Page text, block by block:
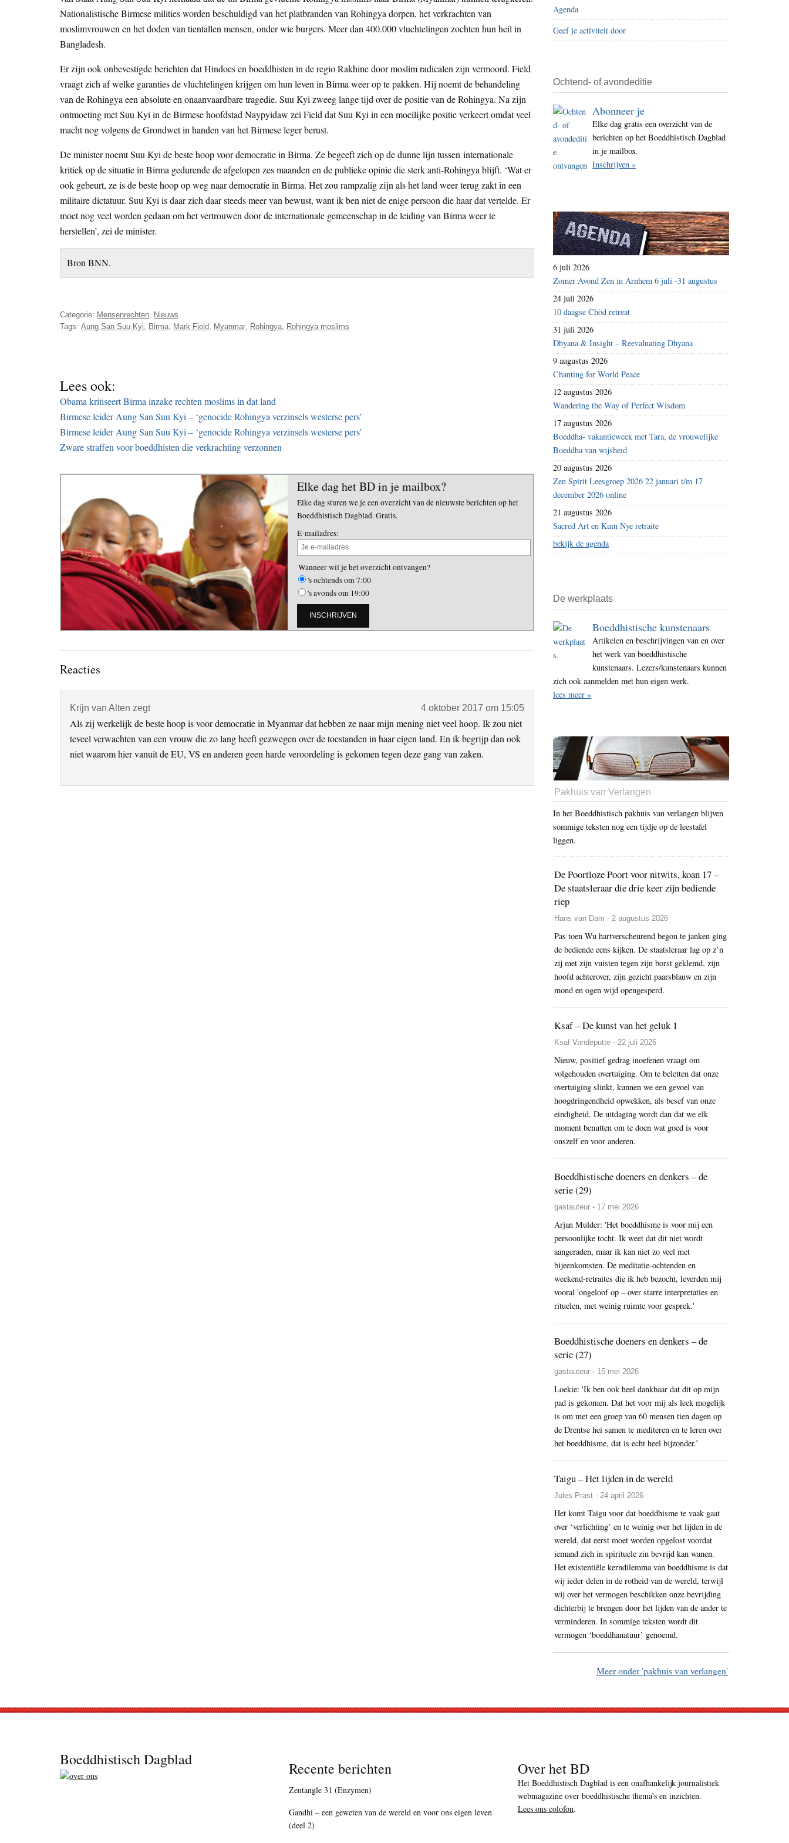
i
t
e
Nationalistische Birmese milities worden beschuldigd van het platbranden van Rohingya dorpen, het verkrachten van
moslimvrouwen en het doden van tientallen mensen, onder wie burgers. Meer dan 400.000 vluchtelingen zochten hun heil in
Bangladesh.
Er zijn ook onbevestigde berichten dat Hindoes en boeddhisten in de regio Rakhine door moslim radicalen zijn vermoord. Field
vraagt zich af welke garanties de vluchtelingen krijgen om hun leven in Birma weer op te pakken. Hij noemt de behandeling
van de Rohingya een absolute en onaanvaardbare tragedie. Suu Kyi zweeg lange tijd over de positie van de Rohingya. Na zijn
ontmoeting met Suu Kyi in de Birmese hoofdstad Naypyidaw zei Field dat Suu Kyi in een moeilijke positie verkeert omdat veel
macht nog volgens de Grondwet in handen van het Birmese leger berust.
De minister noemt Suu Kyi de beste hoop voor democratie in Birma. Ze begeeft zich op de dunne lijn tussen internationale
kritiek op de situatie in Birma gedurende de afgelopen zes maanden en de publieke opinie die sterk anti-Rohingya blijft. ‘Wat er
ook gebeurt, ze is de beste hoop op weg naar democratie in Birma. Het zou rampzalig zijn als het land weer terug zakt in een
militaire dictatuur. Suu Kyi is daar zich daar steeds meer van bewust, want ik ben niet de enige persoon die haar dat vertelde. Er
moet nog veel worden gedaan om het vertrouwen door de internationale gemeenschap in de leiding van Birma weer te
herstellen’, zei de minister.
Bron BNN.
Categorie: Mensenrechten
Nieuws
Tags: Aung San Suu Kyi Birma Mark Field Myanmar Rohingya Rohingya moslims
Lees ook:
Obama kritiseert Birma inzake rechten moslims in dat land
Birmese leider Aung San Suu Kyi – ‘genocide Rohingya verzinsels westerse pers’
Birmese leider Aung San Suu Kyi – ‘genocide Rohingya verzinsels westerse pers’
Zware straffen voor boeddhisten die verkrachting verzonnen
Elke dag het BD in je mailbox?
Elke dag sturen we je een overzicht van de nieuwste berichten op het
Boeddhistisch Dagblad. Gratis.
E-mailadres:
Wanneer wil je het overzicht ontvangen?
's ochtends om 7:00
's avonds om 19:00
Lees
Reacties
Krijn van Alten zegt 4 oktober 2017 om 15:05
Als zij werkelijk de beste hoop is voor democratie in Myanmar dat hebben ze naar mijn mening niet veel hoop. Ik zou niet
teveel verwachten van een vrouw die zo lang heeft gezwegen over de toestanden in haar eigen land. En ik begrijp dan ook
niet waarom hier vanuit de EU, VS en anderen geen harde veroordeling is gekomen tegen deze gang van zaken.
Agenda
Geef je activiteit door
Ochtend- of avondeditie
Abonneer je
Elke dag gratis een overzicht van de
berichten op het Boeddhistisch Dagblad
in je mailbox.
Inschrijven »
6 juli 2026
Zomer Avond Zen in Arnhem 6 juli -31 augustus
24 juli 2026
10 daagse Chöd retreat
31 juli 2026
Dhyana & Insight – Reevaluating Dhyana
9 augustus 2026
Chanting for World Peace
12 augustus 2026
Wandering the Way of Perfect Wisdom
17 augustus 2026
Boeddha- vakantieweek met Tara, de vrouwelijke
Boeddha van wijsheid
20 augustus 2026
Zen Spirit Leesgroep 2026 22 januari t/m 17
december 2026 online
21 augustus 2026
Sacred Art en Kum Nye retraite
bekijk de agenda
De werkplaats
Boeddhistische kunstenaars
Artikelen en beschrijvingen van en over
het werk van boeddhistische
kunstenaars. Lezers/kunstenaars kunnen
zich ook aanmelden met hun eigen werk.
lees meer »
Pakhuis van Verlangen
In het Boeddhistisch pakhuis van verlangen blijven
sommige teksten nog een tijdje op de leestafel
liggen.
De Poortloze Poort voor nitwits, koan 17 –
De staatsleraar die drie keer zijn bediende
riep
Hans van Dam - 2 augustus 2026
Pas toen Wu hartverscheurend begon te janken ging
de bediende eens kijken. De staatsleraar lag op z’n
zij met zijn vuisten tegen zijn borst geklemd, zijn
hoofd achterover, zijn gezicht paarsblauw en zijn
mond en ogen wijd opengesperd.
Ksaf – De kunst van het geluk 1
Ksaf Vandeputte - 22 juli 2026
Nieuw, positief gedrag inoefenen vraagt om
volgehouden overtuiging. Om te beletten dat onze
overtuiging slinkt, kunnen we een gevoel van
hoogdringendheid opwekken, als besef van onze
eindigheid. De uitdaging wordt dan dat we elk
moment benutten om te doen wat goed is voor
onszelf en voor anderen.
Boeddhistische doeners en denkers – de
serie (29)
gastauteur - 17 mei 2026
Arjan Mulder: 'Het boeddhisme is voor mij een
persoonlijke tocht. Ik weet dat dit niet wordt
aangeraden, maar ik kan niet zo veel met
bijeenkomsten. De meditatie-ochtenden en
weekend-retraites die ik heb bezocht, leverden mij
vooral 'ongeloof op – over starre interpretaties en
rituelen, met weinig ruimte voor gesprek.'
Boeddhistische doeners en denkers – de
serie (27)
gastauteur - 15 mei 2026
Loekie: 'Ik ben ook heel dankbaar dat dit op mijn
pad is gekomen. Dat het voor mij als leek mogelijk
is om met een groep van 60 mensen tien dagen op
de Drentse hei samen te mediteren en te leren over
het boeddhisme, dat is echt heel bijzonder.’
Taigu – Het lijden in de wereld
Jules Prast - 24 april 2026
Het komt Taigu voor dat boeddhisme te vaak gaat
over ‘verlichting’ en te weinig over het lijden in de
wereld, dat eerst moet worden opgelost voordat
iemand zich in spirituele zin bevrijd kan wanen.
Het existentiële kerndilemma van boeddhisme is dat
wij ieder delen in de rotheid van de wereld, terwijl
wij over het vermogen beschikken onze bevrijding
dichterbij te brengen door het lijden van de ander te
verminderen. In sommige teksten wordt dit
vermogen ‘boeddhanatuur’ genoemd.
Meer onder 'pakhuis van verlangen'
Boeddhistisch Dagblad Recente berichten
Zentangle 31 (Enzymen)
Gandhi – een geweten van de wereld en voor ons eigen leven
(deel 2)
Over het BD
Het Boeddhistisch Dagblad is een onafhankelijk journalistiek
webmagazine over boeddhistische thema’s en inzichten.
Lees ons colofon.